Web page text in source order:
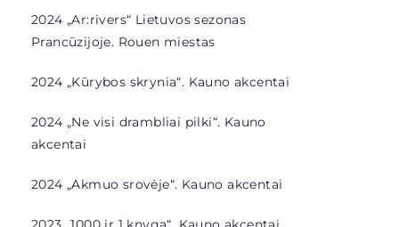
2024 „Ar:rivers“ Lietuvos sezonas
Prancūzijoje. Rouen miestas
2024 „Kūrybos skrynia“. Kauno akcentai
2024 „Ne visi drambliai pilki“. Kauno
akcentai
2024 „Akmuo srovėje“. Kauno akcentai